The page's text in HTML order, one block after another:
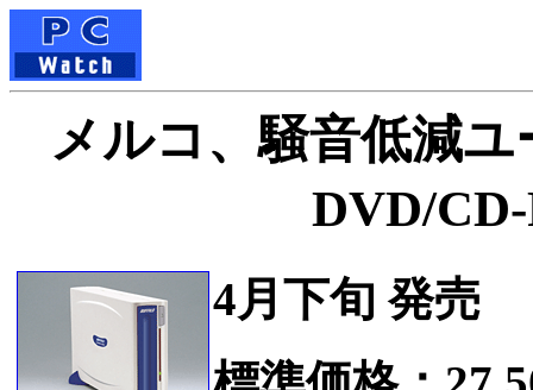
メルコ、騒音低減
DVD/
4月下旬 発売